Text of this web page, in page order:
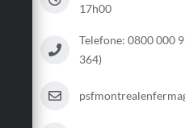
17h00
Telefone: 0800 000
364)